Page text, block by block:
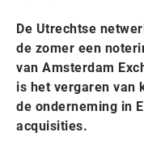
De Utrechtse
de zomer een
van Amsterdam
is het vergaren van
de onderneming in
acquisities.